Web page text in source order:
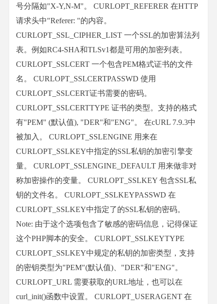
号分隔如"X-Y,N-M"。 CURLOPT_REFERER 在HTTP
请求头中"Referer: "的内容。
CURLOPT_SSL_CIPHER_LIST 一个SSL的加密算法列
表。例如RC4-SHA和TLSv1都是可用的加密列表。
CURLOPT_SSLCERT 一个包含PEM格式证书的文件
名。 CURLOPT_SSLCERTPASSWD 使用
CURLOPT_SSLCERT证书需要的密码。
CURLOPT_SSLCERTTYPE 证书的类型。支持的格式
有"PEM" (默认值), "DER"和"ENG"。 在cURL 7.9.3中
被加入。 CURLOPT_SSLENGINE 用来在
CURLOPT_SSLKEY中指定的SSL私钥的加密引擎变
量。 CURLOPT_SSLENGINE_DEFAULT 用来做非对
称加密操作的变量。 CURLOPT_SSLKEY 包含SSL私
钥的文件名。 CURLOPT_SSLKEYPASSWD 在
CURLOPT_SSLKEY中指定了的SSL私钥的密码。
Note: 由于这个选项包含了敏感的密码信息，记得保证
这个PHP脚本的安全。 CURLOPT_SSLKEYTYPE
CURLOPT_SSLKEY中规定的私钥的加密类型，支持
的密钥类型为"PEM"(默认值)、"DER"和"ENG"。
CURLOPT_URL 需要获取的URL地址，也可以在
curl_init()函数中设置。 CURLOPT_USERAGENT 在